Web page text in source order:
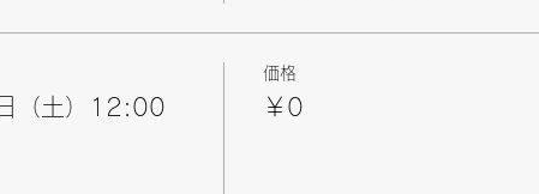
（土）12:00
価格
￥0